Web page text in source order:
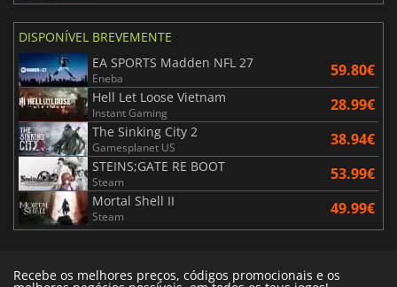
DISPONÍVEL BREVEMENTE
EA SPORTS Madden NFL 27
Eneba 59.80€
Hell Let Loose Vietnam
Instant Gaming 28.99€
The Sinking City 2
Gamesplanet US 38.94€
STEINS;GATE RE BOOT
Steam 53.99€
Mortal Shell II
Steam 49.99€
Recebe os melhores preços, códigos promocionais e os